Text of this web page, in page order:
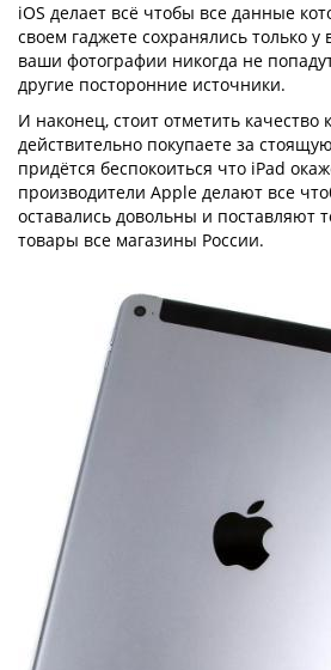
iOS делает всё чтобы все данные
своем гаджете сохранялись только у
ваши фотографии никогда не
другие посторонние источники.
И наконец, стоит отметить качество
действительно покупаете за
придётся беспокоиться что iPad
производители Apple делают все
оставались довольны и поставляют
товары все магазины России.